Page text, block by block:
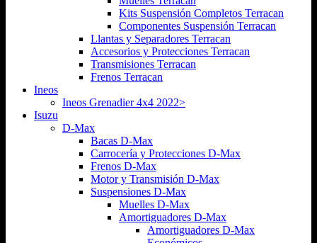
Kits Suspensión Completos Terracan
Componentes Suspensión Terracan
Llantas y Separadores Terracan
Accesorios y Protecciones Terracan
Transmisiones Terracan
Frenos Terracan
Ineos
Ineos Grenadier 4x4 2022>
Isuzu
D-Max
Bacas D-Max
Carrocería y Protecciones D-Max
Frenos D-Max
Motor y Transmisión D-Max
Suspensiones D-Max
Muelles D-Max
Amortiguadores D-Max
Amortiguadores D-Max